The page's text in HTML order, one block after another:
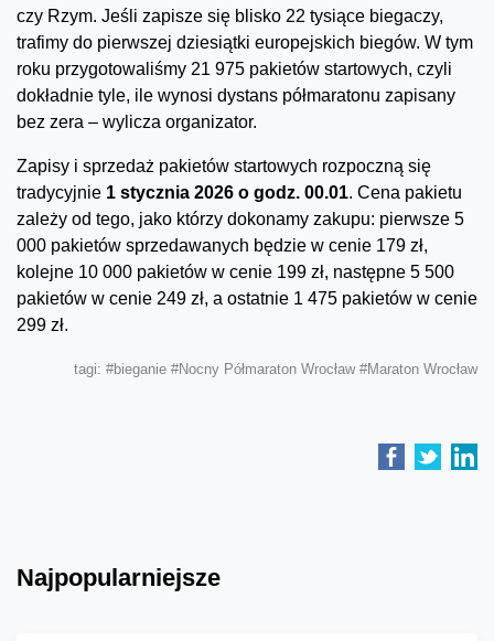
czy Rzym. Jeśli zapisze się blisko 22 tysiące biegaczy,
trafimy do pierwszej dziesiątki europejskich biegów. W tym
roku przygotowaliśmy 21 975 pakietów startowych, czyli
dokładnie tyle, ile wynosi dystans półmaratonu zapisany
bez zera – wylicza organizator.
Zapisy i sprzedaż pakietów startowych rozpoczną się
tradycyjnie 1 stycznia 2026 o godz. 00.01. Cena pakietu
zależy od tego, jako którzy dokonamy zakupu: pierwsze 5
000 pakietów sprzedawanych będzie w cenie 179 zł,
kolejne 10 000 pakietów w cenie 199 zł, następne 5 500
pakietów w cenie 249 zł, a ostatnie 1 475 pakietów w cenie
299 zł.
tagi: #bieganie #Nocny Półmaraton Wrocław #Maraton Wrocław
Najpopularniejsze